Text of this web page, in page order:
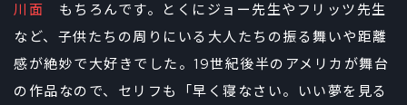
川面 もちろんです。とくにジョー先生やフリッツ先生
など、子供たちの周りにいる大人たちの振る舞いや距離
感が絶妙で大好きでした。19世紀後半のアメリカが舞台
の作品なので、セリフも「早く寝なさい。いい夢を見る